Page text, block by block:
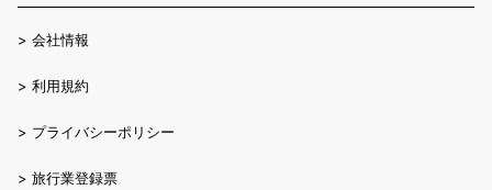
> 会社情報
> 利用規約
> プライバシーポリシー
> 旅行業登録票